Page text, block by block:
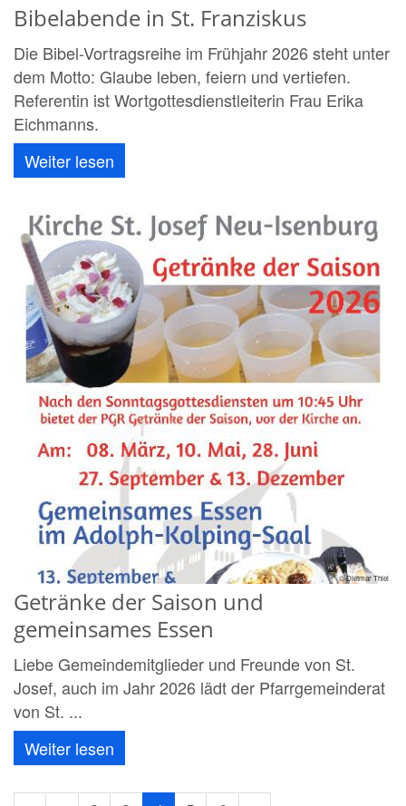
Bibelabende in St. Franziskus
Die Bibel-Vortragsreihe im Frühjahr 2026 steht unter
dem Motto: Glaube leben, feiern und vertiefen.
Referentin ist Wortgottesdienstleiterin Frau Erika
Eichmanns.
Weiter lesen
© Dietmar Thiel
Getränke der Saison und
gemeinsames Essen
Liebe Gemeindemitglieder und Freunde von St.
Josef, auch im Jahr 2026 lädt der Pfarrgemeinderat
von St. ...
Weiter lesen